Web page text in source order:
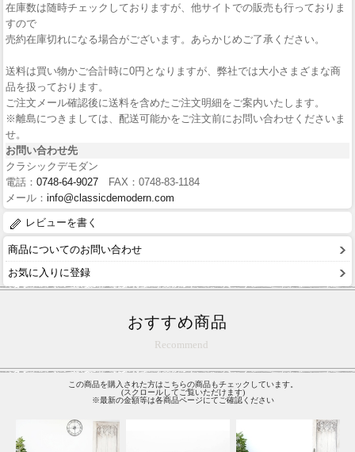
在庫数は随時チェックしておりますが、他サイトでの販売も行っておりま
すので
売約在庫切れになる場合がございます。あらかじめご了承ください。
送料は買い物かご合計時に0円となりますが、弊社では大小さまざまな商
品を扱っております。
ご注文メール確認後に送料を含めたご注文明細をご案内いたします。
※離島につきましては、配送可能かをご注文前にお問い合わせくださいま
せ。
お問い合わせ先
クラシックデモダン
電話： 0748-64-9027 FAX：0748-83-1184
メール： info@classicdemodern.com
レビューを書く
商品についてのお問い合わせ
お気に入りに登録
おすすめ商品
Recommend
この商品を購入された方はこちらの商品もチェックしています。
(スクロールしてご覧いただけます)
※最新の金額等は各商品ページにてご確認ください